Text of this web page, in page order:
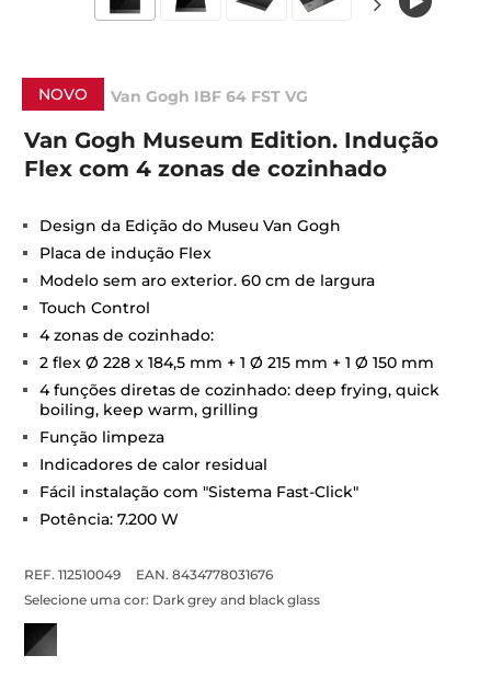
NOVO Van Gogh IBF 64 FST VG
Van Gogh Museum Edition. Indução
Flex com 4 zonas de cozinhado
Design da Edição do Museu Van Gogh
Placa de indução Flex
Modelo sem aro exterior. 60 cm de largura
Touch Control
4 zonas de cozinhado:
2 flex Ø 228 x 184,5 mm + 1 Ø 215 mm + 1 Ø 150 mm
4 funções diretas de cozinhado: deep frying, quick
boiling, keep warm, grilling
Função limpeza
Indicadores de calor residual
Fácil instalação com "Sistema Fast-Click"
Potência: 7.200 W
REF. 112510049
EAN. 8434778031676
Selecione uma cor: Dark grey and black glass